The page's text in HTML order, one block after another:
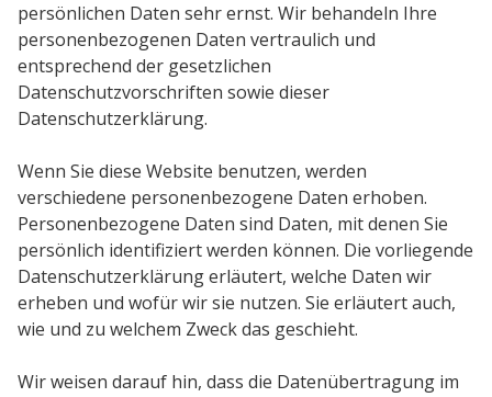
persönlichen Daten sehr ernst. Wir behandeln Ihre
personenbezogenen Daten vertraulich und
entsprechend der gesetzlichen
Datenschutzvorschriften sowie dieser
Datenschutzerklärung.
Wenn Sie diese Website benutzen, werden
verschiedene personenbezogene Daten erhoben.
Personenbezogene Daten sind Daten, mit denen Sie
persönlich identifiziert werden können. Die vorliegende
Datenschutzerklärung erläutert, welche Daten wir
erheben und wofür wir sie nutzen. Sie erläutert auch,
wie und zu welchem Zweck das geschieht.
Wir weisen darauf hin, dass die Datenübertragung im